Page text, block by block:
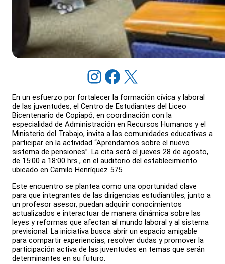
Instagram Facebook X
En un esfuerzo por fortalecer la formación cívica y laboral
de las juventudes, el Centro de Estudiantes del Liceo
Bicentenario de Copiapó, en coordinación con la
especialidad de Administración en Recursos Humanos y el
Ministerio del Trabajo, invita a las comunidades educativas a
participar en la actividad “Aprendamos sobre el nuevo
sistema de pensiones”. La cita será el jueves 28 de agosto,
de 15:00 a 18:00 hrs., en el auditorio del establecimiento
ubicado en Camilo Henríquez 575.
Este encuentro se plantea como una oportunidad clave
para que integrantes de las dirigencias estudiantiles, junto a
un profesor asesor, puedan adquirir conocimientos
actualizados e interactuar de manera dinámica sobre las
leyes y reformas que afectan al mundo laboral y al sistema
previsional. La iniciativa busca abrir un espacio amigable
para compartir experiencias, resolver dudas y promover la
participación activa de las juventudes en temas que serán
determinantes en su futuro.